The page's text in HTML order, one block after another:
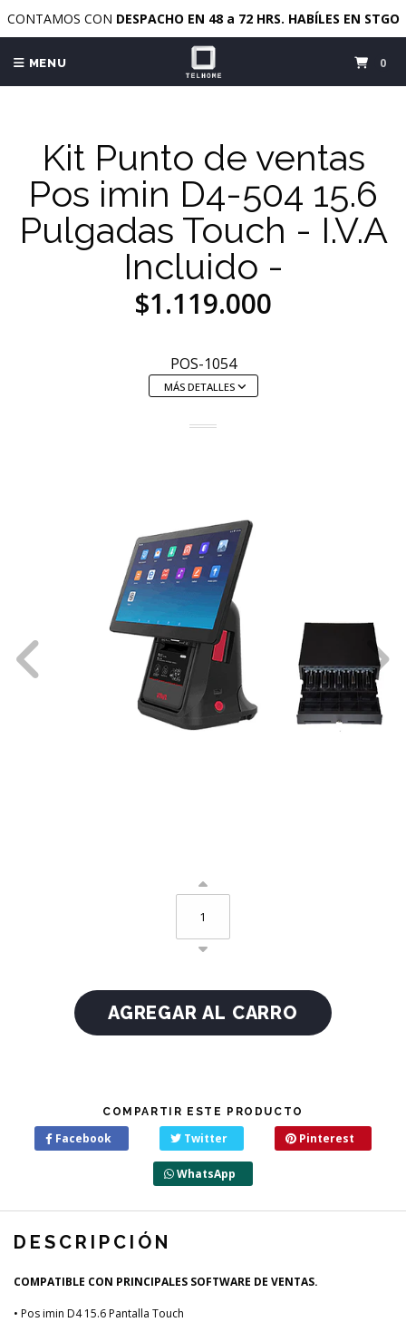
CONTAMOS CON DESPACHO EN 48 a 72 HRS. HABÍLES EN STGO
MENU 0
Kit Punto de ventas
Pos imin D4-504 15.6
Pulgadas Touch - I.V.A
Incluido -
$1.119.000
POS-1054
MÁS DETALLES
COMPARTIR ESTE PRODUCTO
Facebook Twitter Pinterest
WhatsApp
DESCRIPCIÓN
COMPATIBLE CON PRINCIPALES SOFTWARE DE VENTAS.
• Pos imin D4 15.6 Pantalla Touch